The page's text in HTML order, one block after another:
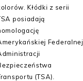
Kłódki z serii
posiadają
Federalnej
(TSA).